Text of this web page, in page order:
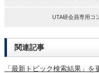
UTA研会員専用コ
関連記事
「最新トピック検索結果」を